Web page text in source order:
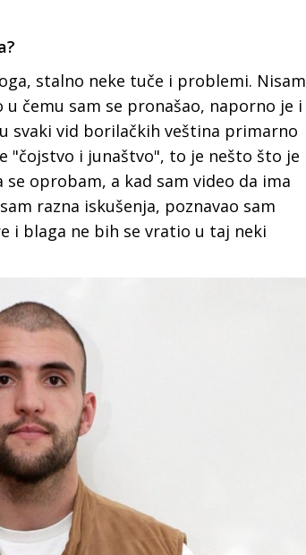
stalno neke tuče i problemi. Nisam
čemu sam se pronašao, naporno je i
svaki vid borilačkih veština primarno
"čojstvo i junaštvo", to je nešto što je
oprobam, a kad sam video da ima
razna iskušenja, poznavao sam
i blaga ne bih se vratio u taj neki